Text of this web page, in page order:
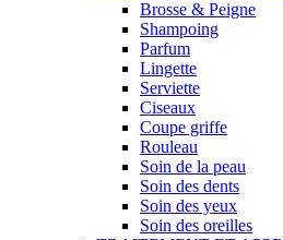
Brosse & Peigne
Shampoing
Parfum
Lingette
Serviette
Ciseaux
Coupe griffe
Rouleau
Soin de la peau
Soin des dents
Soin des yeux
Soin des oreilles